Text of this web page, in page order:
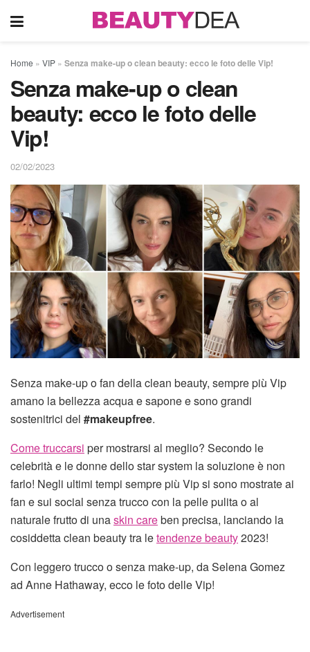
Home » VIP » Senza make-up o clean beauty: ecco le foto delle Vip!
Senza make-up o clean
beauty: ecco le foto delle
Vip!
02/02/2023
Senza make-up o fan della clean beauty, sempre più Vip
amano la bellezza acqua e sapone e sono grandi
sostenitrici del #makeupfree.
Come truccarsi per mostrarsi al meglio? Secondo le
celebrità e le donne dello star system la soluzione è non
farlo! Negli ultimi tempi sempre più Vip si sono mostrate ai
fan e sui social senza trucco con la pelle pulita o al
naturale frutto di unaskin careben precisa, lanciando la
cosiddetta clean beauty tra letendenze beauty2023!
Con leggero trucco o senza make-up, da Selena Gomez
ad Anne Hathaway, ecco le foto delle Vip!
Advertisement